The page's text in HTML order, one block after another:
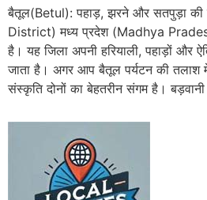
बैतूल(Betul): पहाड़, झरने और सतपुड़ा
District) मध्य प्रदेश (Madhya
है। यह जिला अपनी हरियाली, पहाड़ों और
जाता है। अगर आप बैतूल पर्यटन की तलाश
संस्कृति दोनों का बेहतरीन संगम है।